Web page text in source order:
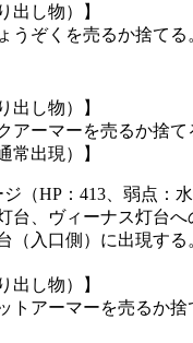
出し物）】
うぞくを売るか捨てる
出し物）】
アーマーを売るか捨て
常出現）】
（HP：413、弱点：
台、ヴィーナス灯台
（入口側）に出現する
出し物）】
トアーマーを売るか捨